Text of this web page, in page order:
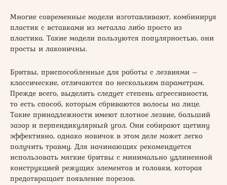
Многие современные модели изготавливают, комбинируя
пластик с вставками из металла либо просто из
пластика. Такие модели пользуются популярностью, они
просты и лаконичны.
Бритвы, приспособленные для работы с лезвиями –
классические, отличаются по нескольким параметрам.
Прежде всего, выделить следует степень агрессивности,
то есть способ, которым сбриваются волосы на лице.
Такие принадлежности имеют плотное лезвие, больший
зазор и перпендикулярный угол. Они собирают щетину
эффективно, однако новичок в этом деле может легко
получить травму. Для начинающих рекомендуется
использовать мягкие бритвы с минимально удлиненной
конструкцией режущих элементов и головки, которая
предотвращает появление порезов.